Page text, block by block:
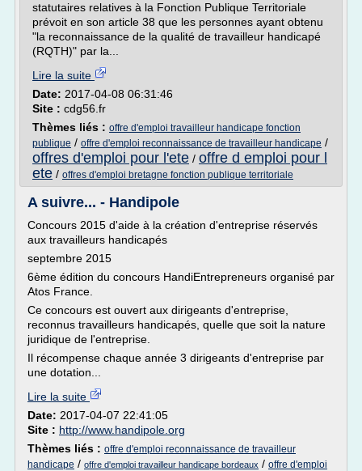
statutaires relatives à la Fonction Publique Territoriale
prévoit en son article 38 que les personnes ayant obtenu
"la reconnaissance de la qualité de travailleur handicapé
(RQTH)" par la...
Lire la suite
Date: 2017-04-08 06:31:46
Site : cdg56.fr
Thèmes liés : offre d'emploi travailleur handicape fonction
publique / offre d'emploi reconnaissance de travailleur handicape /
offres d'emploi pour l'ete / offre d emploi pour l
ete / offres d'emploi bretagne fonction publique territoriale
A suivre... - Handipole
Concours 2015 d'aide à la création d'entreprise réservés
aux travailleurs handicapés
septembre 2015
6ème édition du concours HandiEntrepreneurs organisé par
Atos France.
Ce concours est ouvert aux dirigeants d'entreprise,
reconnus travailleurs handicapés, quelle que soit la nature
juridique de l'entreprise.
Il récompense chaque année 3 dirigeants d'entreprise par
une dotation...
Lire la suite
Date: 2017-04-07 22:41:05
Site : http://www.handipole.org
Thèmes liés : offre d'emploi reconnaissance de travailleur
handicape / offre d'emploi travailleur handicape bordeaux / offre d'emploi